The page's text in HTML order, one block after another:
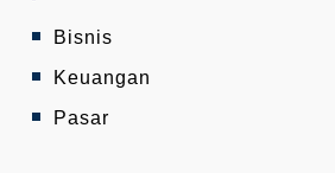
Bisnis
Keuangan
Pasar